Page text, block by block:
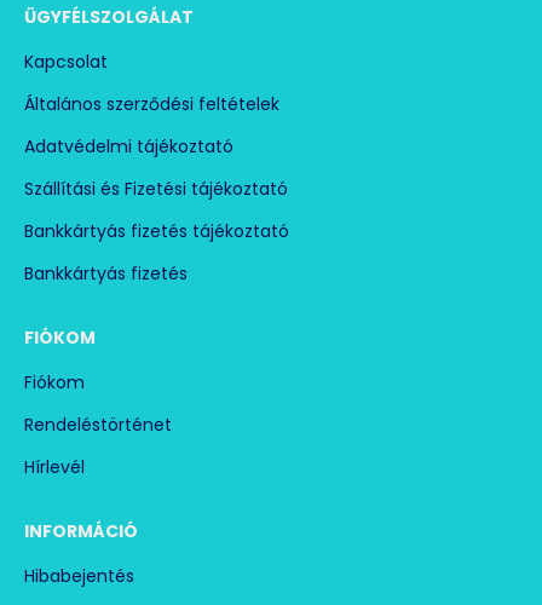
ÜGYFÉLSZOLGÁLAT
Kapcsolat
Általános szerződési feltételek
Adatvédelmi tájékoztató
Szállítási és Fizetési tájékoztató
Bankkártyás fizetés tájékoztató
Bankkártyás fizetés
FIÓKOM
Fiókom
Rendeléstörténet
Hírlevél
INFORMÁCIÓ
Hibabejentés